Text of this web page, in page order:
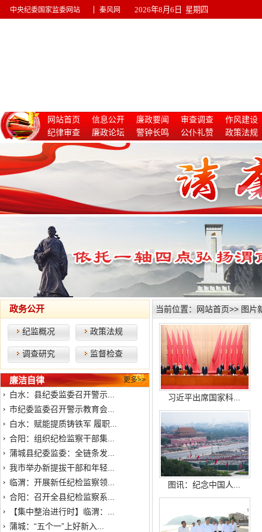
中央纪委国家监委网站 秦风网 2026年8月6日 星期四
网站首页 信息公开 廉政要闻 审查调查
作风建设
纪律审查
廉政论坛 警钟长鸣 公仆礼赞
政策法规
惩治腐败
政务公开
纪监概况 政策法规
调查研究 监督检查
更多>>
廉洁自律
白水：县纪委监委召开警示...
市纪委监委召开警示教育会...
白水：赋能提质铸铁军 履职...
合阳：组织纪检监察干部集...
蒲城县纪委监委：全链条发...
我市举办新提拔干部和年轻...
临渭：开展新任纪检监察领...
合阳：召开全县纪检监察系...
【集中整治进行时】临渭：...
蒲城：“五个一”上好新入...
当前位置： 网站首页>> 图片
习近平出席国家科...
图讯：纪念中国人...